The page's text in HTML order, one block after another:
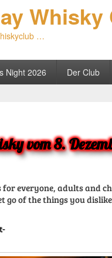
…
Night 2026 Der Club
vom 8.
for everyone, adults and
go of the things you